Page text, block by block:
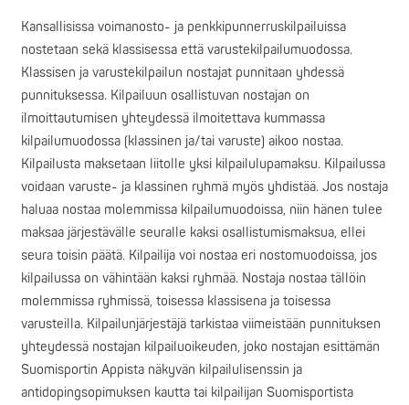
Kansallisissa voimanosto- ja penkkipunnerruskilpailuissa
nostetaan sekä klassisessa että varustekilpailumuodossa.
Klassisen ja varustekilpailun nostajat punnitaan yhdessä
punnituksessa. Kilpailuun osallistuvan nostajan on
ilmoittautumisen yhteydessä ilmoitettava kummassa
kilpailumuodossa (klassinen ja/tai varuste) aikoo nostaa.
Kilpailusta maksetaan liitolle yksi kilpailulupamaksu. Kilpailussa
voidaan varuste- ja klassinen ryhmä myös yhdistää. Jos nostaja
haluaa nostaa molemmissa kilpailumuodoissa, niin hänen tulee
maksaa järjestävälle seuralle kaksi osallistumismaksua, ellei
seura toisin päätä. Kilpailija voi nostaa eri nostomuodoissa, jos
kilpailussa on vähintään kaksi ryhmää. Nostaja nostaa tällöin
molemmissa ryhmissä, toisessa klassisena ja toisessa
varusteilla. Kilpailunjärjestäjä tarkistaa viimeistään punnituksen
yhteydessä nostajan kilpailuoikeuden, joko nostajan esittämän
Suomisportin Appista näkyvän kilpailulisenssin ja
antidopingsopimuksen kautta tai kilpailijan Suomisportista